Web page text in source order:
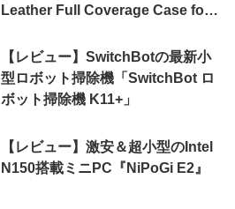
Leather Full Coverage Case for
【レビュー】SwitchBotの最新小
型ロボット掃除機「SwitchBot ロ
ボット掃除機 K11+」
【レビュー】激安＆超小型のIntel
N150搭載ミニPC『NiPoGi E2』